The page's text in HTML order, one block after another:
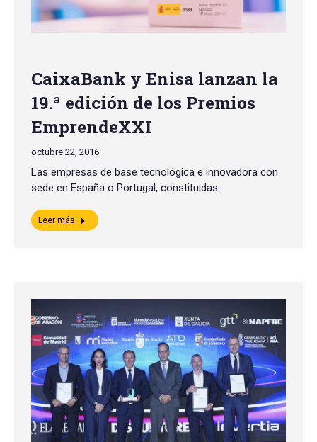
CaixaBank y Enisa lanzan la
19.ª edición de los Premios
EmprendeXXI
octubre 22, 2016
Las empresas de base tecnológica e innovadora con
sede en España o Portugal, constituidas…
Leer más